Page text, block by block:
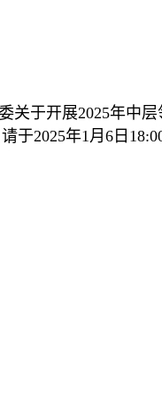
关于开展2025年中
议，请于2025